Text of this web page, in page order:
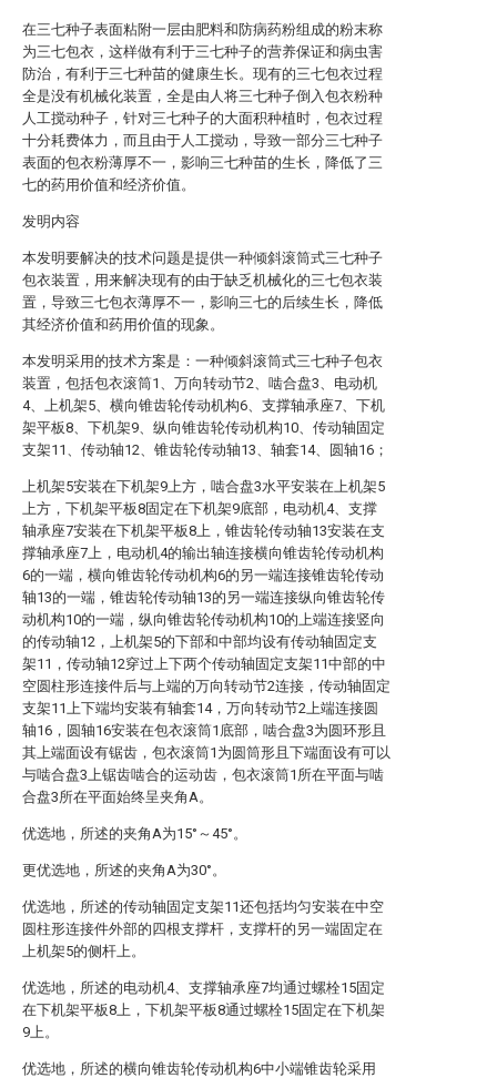
在三七种子表面粘附一层由肥料和防病药粉组成的粉末称
为三七包衣，这样做有利于三七种子的营养保证和病虫害
防治，有利于三七种苗的健康生长。现有的三七包衣过程
全是没有机械化装置，全是由人将三七种子倒入包衣粉种
人工搅动种子，针对三七种子的大面积种植时，包衣过程
十分耗费体力，而且由于人工搅动，导致一部分三七种子
表面的包衣粉薄厚不一，影响三七种苗的生长，降低了三
七的药用价值和经济价值。
发明内容
本发明要解决的技术问题是提供一种倾斜滚筒式三七种子
包衣装置，用来解决现有的由于缺乏机械化的三七包衣装
置，导致三七包衣薄厚不一，影响三七的后续生长，降低
其经济价值和药用价值的现象。
本发明采用的技术方案是：一种倾斜滚筒式三七种子包衣
装置，包括包衣滚筒1、万向转动节2、啮合盘3、电动机
4、上机架5、横向锥齿轮传动机构6、支撑轴承座7、下机
架平板8、下机架9、纵向锥齿轮传动机构10、传动轴固定
支架11、传动轴12、锥齿轮传动轴13、轴套14、圆轴16；
上机架5安装在下机架9上方，啮合盘3水平安装在上机架5
上方，下机架平板8固定在下机架9底部，电动机4、支撑
轴承座7安装在下机架平板8上，锥齿轮传动轴13安装在支
撑轴承座7上，电动机4的输出轴连接横向锥齿轮传动机构
6的一端，横向锥齿轮传动机构6的另一端连接锥齿轮传动
轴13的一端，锥齿轮传动轴13的另一端连接纵向锥齿轮传
动机构10的一端，纵向锥齿轮传动机构10的上端连接竖向
的传动轴12，上机架5的下部和中部均设有传动轴固定支
架11，传动轴12穿过上下两个传动轴固定支架11中部的中
空圆柱形连接件后与上端的万向转动节2连接，传动轴固定
支架11上下端均安装有轴套14，万向转动节2上端连接圆
轴16，圆轴16安装在包衣滚筒1底部，啮合盘3为圆环形且
其上端面设有锯齿，包衣滚筒1为圆筒形且下端面设有可以
与啮合盘3上锯齿啮合的运动齿，包衣滚筒1所在平面与啮
合盘3所在平面始终呈夹角A。
优选地，所述的夹角A为15°～45°。
更优选地，所述的夹角A为30°。
优选地，所述的传动轴固定支架11还包括均匀安装在中空
圆柱形连接件外部的四根支撑杆，支撑杆的另一端固定在
上机架5的侧杆上。
优选地，所述的电动机4、支撑轴承座7均通过螺栓15固定
在下机架平板8上，下机架平板8通过螺栓15固定在下机架
9上。
优选地，所述的横向锥齿轮传动机构6中小端锥齿轮采用